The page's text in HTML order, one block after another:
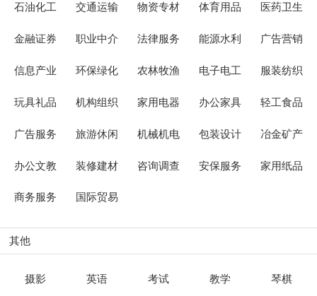
石油化工 交通运输 物资专材 体育用品 医药卫生
金融证券 职业中介 法律服务 能源水利 广告营销
信息产业 环保绿化 农林牧渔 电子电工 服装纺织
玩具礼品 机构组织 家用电器 办公家具 轻工食品
广告服务 旅游休闲 机械机电 包装设计 冶金矿产
办公文教 装修建材 咨询调查 安保服务 家用纸品
商务服务 国际贸易
其他
摄影 英语 考试 教学 琴棋